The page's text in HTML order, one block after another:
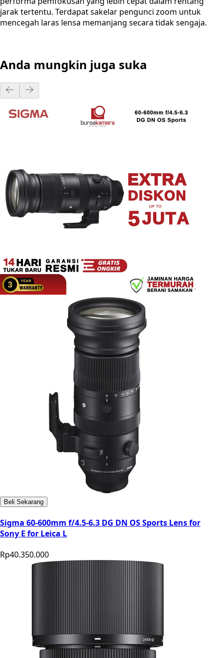
jarak tertentu. Terdapat sakelar pengunci zoom untuk
mencegah laras lensa memanjang secara tidak sengaja.
Anda mungkin juga suka
Beli Sekarang
Sigma 60-600mm f/4.5-6.3 DG DN OS Sports Lens for
Sony E for Leica L
Rp40.350.000